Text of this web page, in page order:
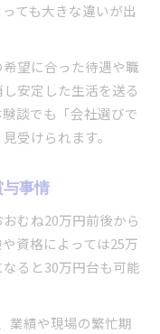
管理とリスク
る受注術
持する工夫
ても大きな違いが出
望に合った待遇や職
安定した生活を送る
談でも「会社選びで
受けられます。
事情
むね20万円前後から
資格によっては25万
ると30万円台も可能
業績や現場の繁忙期